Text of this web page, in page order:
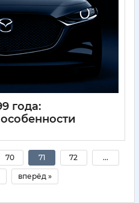
года:
70 71 72 ...
вперёд »